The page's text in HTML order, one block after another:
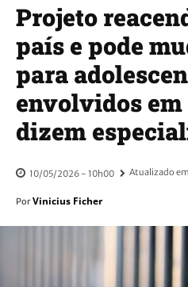
Projeto
país e pode
para
envolvidos
dizem
10/05/2026 - 10h00 Atualizado em
Por Vinicius Ficher